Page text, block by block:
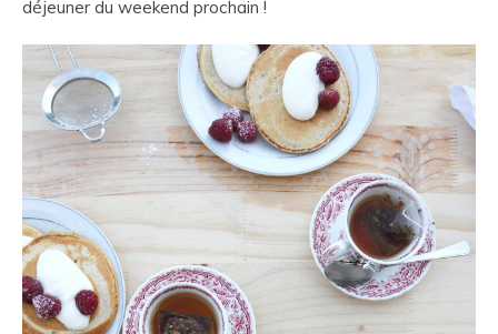
déjeuner du weekend prochain !